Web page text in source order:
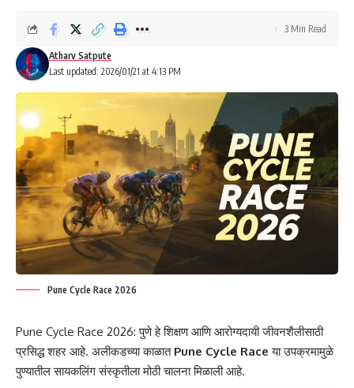
Last updated: 2026/01/21 at 4:13 PM
Atharv Satpute
3 Min Read
Pune Cycle Race 2026
Pune Cycle Race 2026: पुणे हे शिक्षण आणि आरोग्यदायी जीवनशैलीसाठी
प्रसिद्ध शहर आहे. अलीकडच्या काळात Pune Cycle Race या उपक्रमामुळे
पुण्यातील सायकलिंग संस्कृतीला मोठी चालना मिळाली आहे.